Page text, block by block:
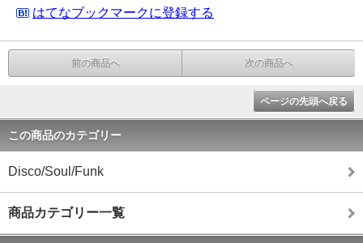
はてなブックマークに登録する
前の商品へ 次の商品へ
ページの先頭へ戻る
この商品のカテゴリー
Disco/Soul/Funk
商品カテゴリー一覧